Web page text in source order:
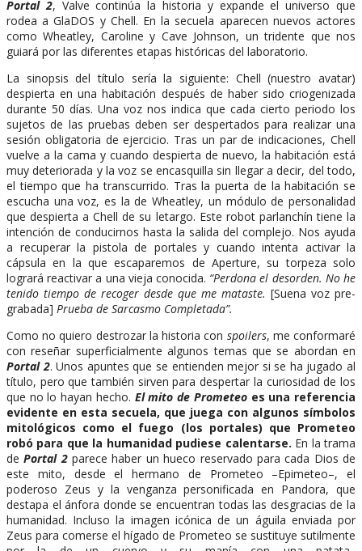
Portal 2, Valve continúa la historia y expande el universo que
rodea a GlaDOS y Chell. En la secuela aparecen nuevos actores
como Wheatley, Caroline y Cave Johnson, un tridente que nos
guiará por las diferentes etapas históricas del laboratorio.
La sinopsis del título sería la siguiente: Chell (nuestro avatar)
despierta en una habitación después de haber sido criogenizada
durante 50 días. Una voz nos indica que cada cierto periodo los
sujetos de las pruebas deben ser despertados para realizar una
sesión obligatoria de ejercicio. Tras un par de indicaciones, Chell
vuelve a la cama y cuando despierta de nuevo, la habitación está
muy deteriorada y la voz se encasquilla sin llegar a decir, del todo,
el tiempo que ha transcurrido. Tras la puerta de la habitación se
escucha una voz, es la de Wheatley, un módulo de personalidad
que despierta a Chell de su letargo. Este robot parlanchín tiene la
intención de conducirnos hasta la salida del complejo. Nos ayuda
a recuperar la pistola de portales y cuando intenta activar la
cápsula en la que escaparemos de Aperture, su torpeza solo
logrará reactivar a una vieja conocida. “Perdona el desorden. No he
tenido tiempo de recoger desde que me mataste. [Suena voz pre-
grabada] Prueba de Sarcasmo Completada”.
Como no quiero destrozar la historia con spoilers, me conformaré
con reseñar superficialmente algunos temas que se abordan en
Portal 2. Unos apuntes que se entienden mejor si se ha jugado al
título, pero que también sirven para despertar la curiosidad de los
que no lo hayan hecho. El mito de Prometeoes una referencia
evidente en esta secuela, que juega con algunos símbolos
mitológicos como el fuego (los portales) que Prometeo
robó para que la humanidad pudiese calentarse. En la trama
dePortal 2parece haber un hueco reservado para cada Dios de
este mito, desde el hermano de Prometeo –Epimeteo–, el
poderoso Zeus y la venganza personificada en Pandora, que
destapa el ánfora donde se encuentran todas las desgracias de la
humanidad. Incluso la imagen icónica de un águila enviada por
Zeus para comerse el hígado de Prometeo se sustituye sutilmente